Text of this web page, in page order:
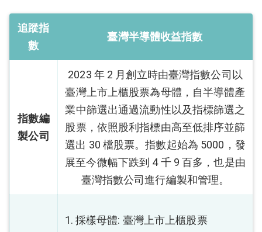
追蹤指
數
臺灣半導體收益指數
指數編
製公司
2023 年 2 月創立時由臺灣指數公司以
臺灣上市上櫃股票為母體，自半導體產
業中篩選出通過流動性以及指標篩選之
股票，依照股利指標由高至低排序並篩
選出 30 檔股票。指數起始為 5000，發
展至今微幅下跌到 4 千 9 百多，也是由
臺灣指數公司進行編製和管理。
採樣母體: 臺灣上市上櫃股票